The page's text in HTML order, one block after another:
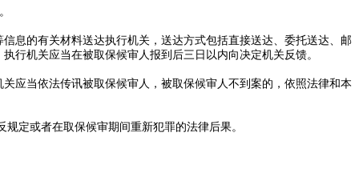
息的有关材料送达执行机关，送达方式包括直接送达、委托送达、邮
行机关应当在被取保候审人报到后三日以内向决定机关反馈。
应当依法传讯被取保候审人，被取保候审人不到案的，依照法律和本
定或者在取保候审期间重新犯罪的法律后果。